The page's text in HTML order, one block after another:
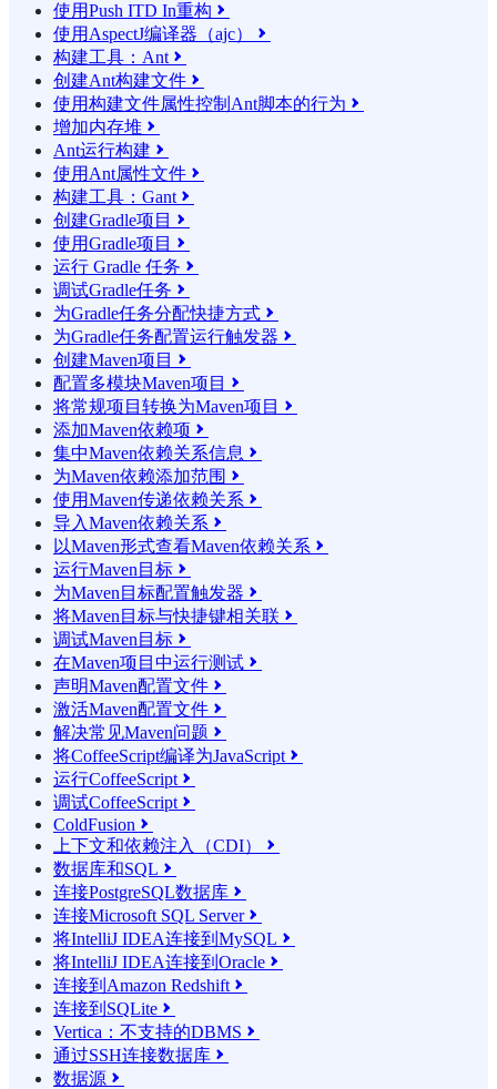
使用Push ITD In重构 
使用AspectJ编译器（ajc） 
构建工具：Ant 
创建Ant构建文件 
使用构建文件属性控制Ant脚本的行为 
增加内存堆 
Ant运行构建 
使用Ant属性文件 
构建工具：Gant 
创建Gradle项目 
使用Gradle项目 
运行 Gradle 任务 
调试Gradle任务 
为Gradle任务分配快捷方式 
为Gradle任务配置运行触发器 
创建Maven项目 
配置多模块Maven项目 
将常规项目转换为Maven项目 
添加Maven依赖项 
集中Maven依赖关系信息 
为Maven依赖添加范围 
使用Maven传递依赖关系 
导入Maven依赖关系 
以Maven形式查看Maven依赖关系 
运行Maven目标 
为Maven目标配置触发器 
将Maven目标与快捷键相关联 
调试Maven目标 
在Maven项目中运行测试 
声明Maven配置文件 
激活Maven配置文件 
解决常见Maven问题 
将CoffeeScript编译为JavaScript 
运行CoffeeScript 
调试CoffeeScript 
ColdFusion 
上下文和依赖注入（CDI） 
数据库和SQL 
连接PostgreSQL数据库 
连接Microsoft SQL Server
将IntelliJ IDEA连接到MySQL 
将IntelliJ IDEA连接到Oracle 
连接到Amazon Redshift 
连接到SQLite 
Vertica：不支持的DBMS 
通过SSH连接数据库 
数据源 